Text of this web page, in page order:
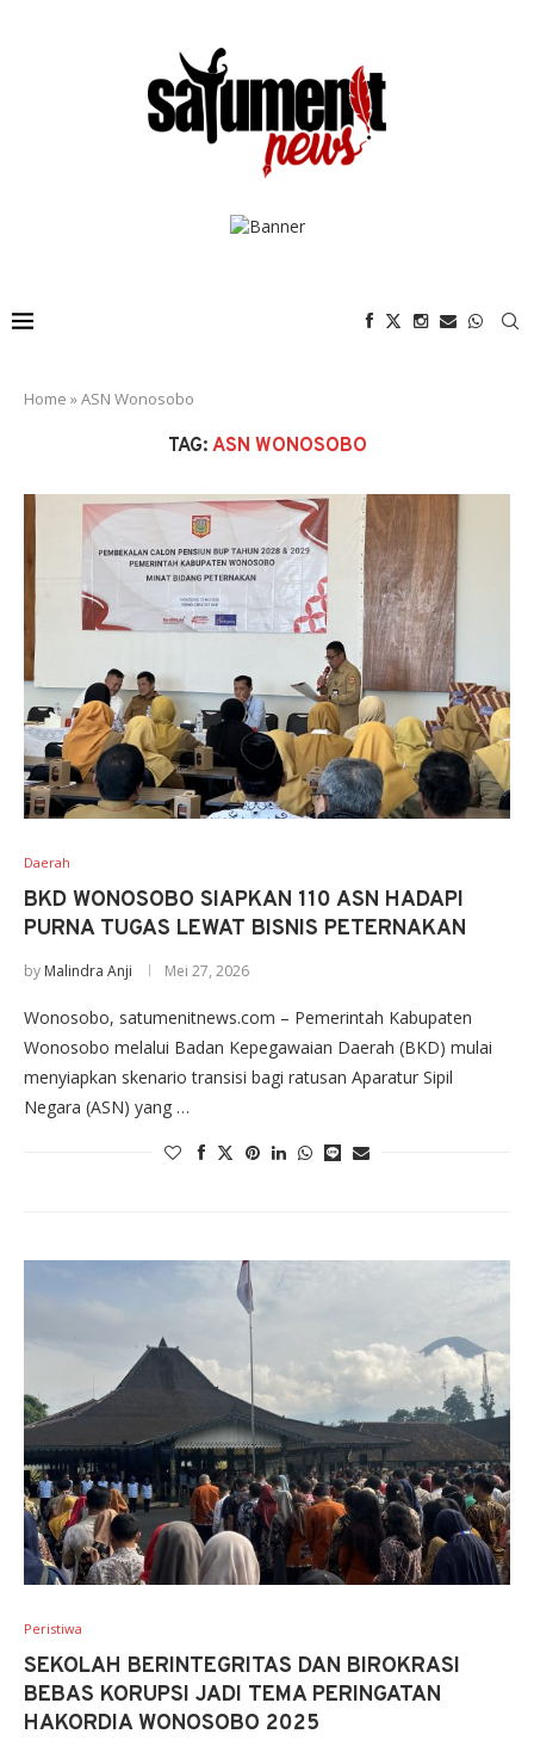
Home »ASN Wonosobo
TAG: ASN WONOSOBO
Daerah
BKD WONOSOBO SIAPKAN 110 ASN HADAPI
PURNA TUGAS LEWAT BISNIS PETERNAKAN
by Malindra Anji Mei 27, 2026
Wonosobo, satumenitnews.com – Pemerintah Kabupaten
Wonosobo melalui Badan Kepegawaian Daerah (BKD) mulai
menyiapkan skenario transisi bagi ratusan Aparatur Sipil
Negara (ASN) yang …
Peristiwa
SEKOLAH BERINTEGRITAS DAN BIROKRASI
BEBAS KORUPSI JADI TEMA PERINGATAN
HAKORDIA WONOSOBO 2025